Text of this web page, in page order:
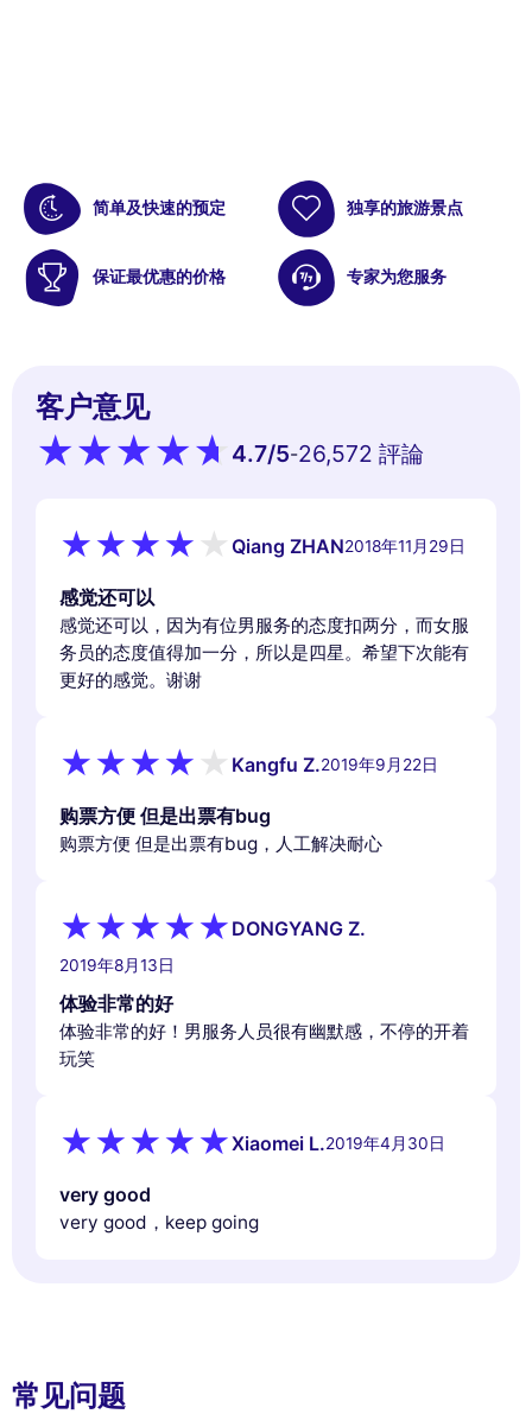
简单及快速的预定 独享的旅游景点
保证最优惠的价格 专家为您服务
客户意见
4.7/5-26,572 評論
Qiang ZHAN2018年11月29日
感觉还可以
感觉还可以，因为有位男服务的态度扣两分，而女服
务员的态度值得加一分，所以是四星。希望下次能有
更好的感觉。谢谢
Kangfu Z.2019年9月22日
购票方便 但是出票有bug
购票方便 但是出票有bug，人工解决耐心
DONGYANG Z.
2019年8月13日
体验非常的好
体验非常的好！男服务人员很有幽默感，不停的开着
玩笑
Xiaomei L.2019年4月30日
very good
very good，keep going
常见问题